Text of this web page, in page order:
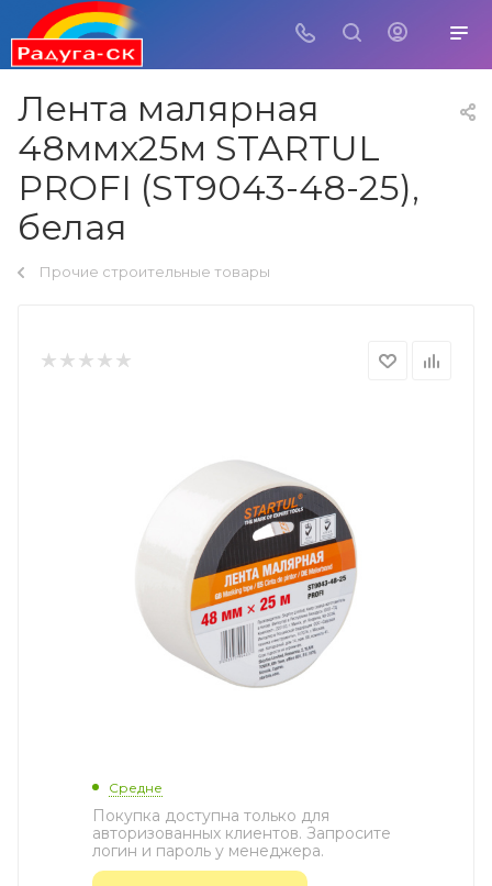
Лента малярная
48ммх25м STARTUL
PROFI (ST9043-48-25),
белая
Прочие строительные товары
Средне
Покупка доступна только для
авторизованных клиентов. Запросите
логин и пароль у менеджера.